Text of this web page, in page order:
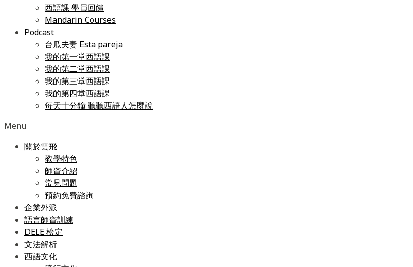
西語課 學員回饋
Mandarin Courses
Podcast
台瓜夫妻 Esta pareja
我的第一堂西語課
我的第二堂西語課
我的第三堂西語課
我的第四堂西語課
每天十分鐘 聽聽西語人怎麼說
Menu
關於雲飛
教學特色
師資介紹
常見問題
預約免費諮詢
企業外派
語言師資訓練
DELE 檢定
文法解析
西語文化